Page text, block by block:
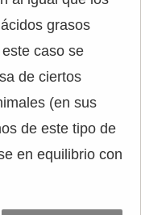
grasos
caso se
de ciertos
(en sus
de este tipo de
en equilibrio con